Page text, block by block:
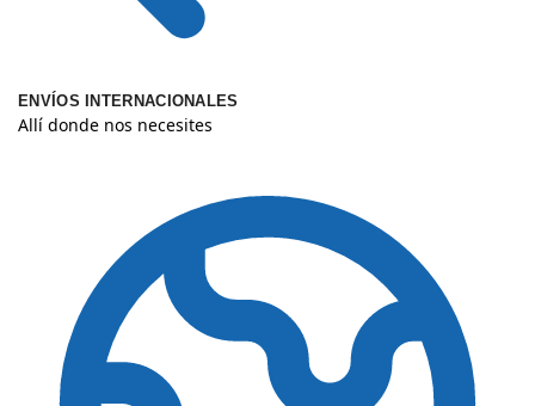
ENVÍOS INTERNACIONALES
Allí donde nos necesites